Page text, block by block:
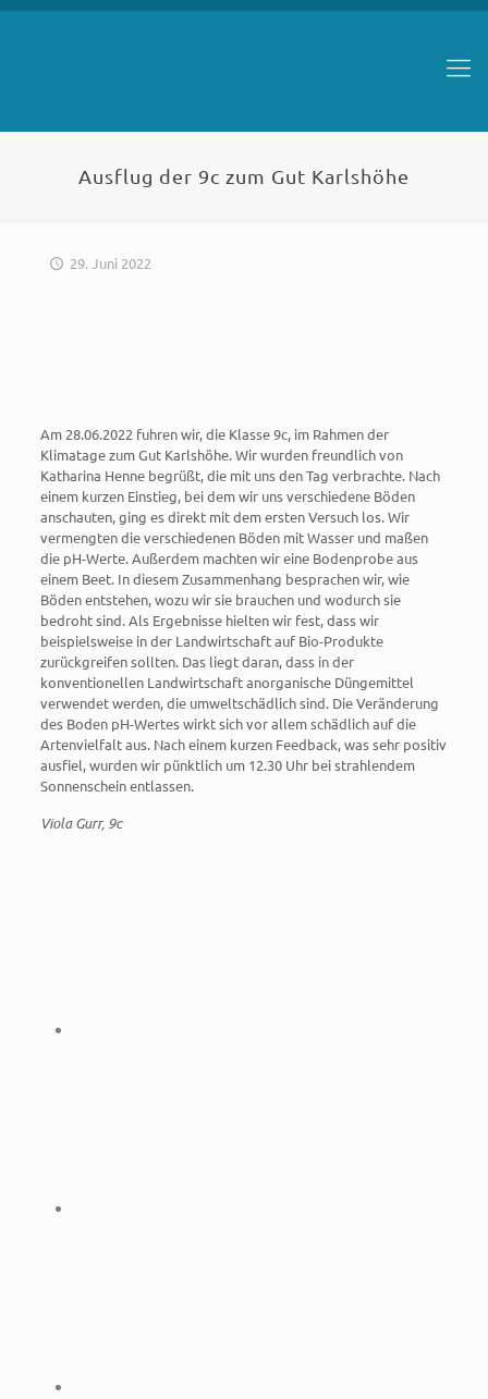
Ausflug der 9c zum Gut Karlshöhe
29. Juni 2022
Am 28.06.2022 fuhren wir, die Klasse 9c, im Rahmen der
Klimatage zum Gut Karlshöhe. Wir wurden freundlich von
Katharina Henne begrüßt, die mit uns den Tag verbrachte. Nach
einem kurzen Einstieg, bei dem wir uns verschiedene Böden
anschauten, ging es direkt mit dem ersten Versuch los. Wir
vermengten die verschiedenen Böden mit Wasser und maßen
die pH-Werte. Außerdem machten wir eine Bodenprobe aus
einem Beet. In diesem Zusammenhang besprachen wir, wie
Böden entstehen, wozu wir sie brauchen und wodurch sie
bedroht sind. Als Ergebnisse hielten wir fest, dass wir
beispielsweise in der Landwirtschaft auf Bio-Produkte
zurückgreifen sollten. Das liegt daran, dass in der
konventionellen Landwirtschaft anorganische Düngemittel
verwendet werden, die umweltschädlich sind. Die Veränderung
des Boden pH-Wertes wirkt sich vor allem schädlich auf die
Artenvielfalt aus. Nach einem kurzen Feedback, was sehr positiv
ausfiel, wurden wir pünktlich um 12.30 Uhr bei strahlendem
Sonnenschein entlassen.
Viola Gurr, 9c